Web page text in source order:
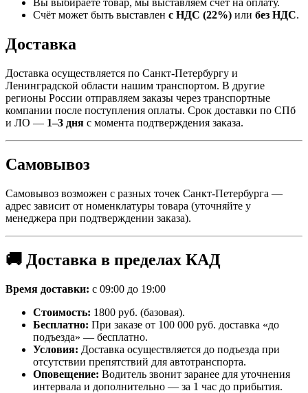
Вы выбираете товар, мы выставляем счёт на оплату.
Счёт может быть выставлен с НДС (22%) или без НДС.
Доставка
Доставка осуществляется по Санкт-Петербургу и
Ленинградской области нашим транспортом. В другие
регионы России отправляем заказы через транспортные
компании после поступления оплаты. Срок доставки по СПб
и ЛО — 1–3 дня с момента подтверждения заказа.
Самовывоз
Самовывоз возможен с разных точек Санкт-Петербурга —
адрес зависит от номенклатуры товара (уточняйте у
менеджера при подтверждении заказа).
🚚 Доставка в пределах КАД
Время доставки: с 09:00 до 19:00
Стоимость: 1800 руб. (базовая).
Бесплатно: При заказе от 100 000 руб. доставка «до
подъезда» — бесплатно.
Условия: Доставка осуществляется до подъезда при
отсутствии препятствий для автотранспорта.
Оповещение: Водитель звонит заранее для уточнения
интервала и дополнительно — за 1 час до прибытия.